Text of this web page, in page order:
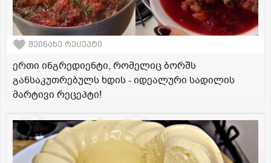
შეინახე რეცეპტი
ერთი ინგრედიენტი, რომელიც ბორშს
განსაკუთრებულს ხდის - იდეალური სადილის
მარტივი რეცეპტი!